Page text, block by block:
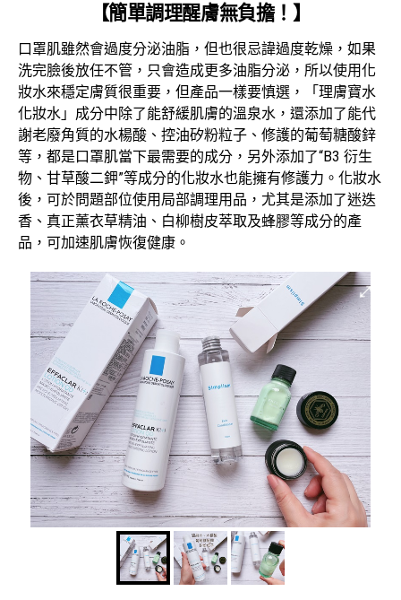
【簡單調理醒膚無負擔！】
口罩肌雖然會過度分泌油脂，但也很忌諱過度乾燥，如果
洗完臉後放任不管，只會造成更多油脂分泌，所以使用化
妝水來穩定膚質很重要，但產品一樣要慎選，「理膚寶水
化妝水」成分中除了能舒緩肌膚的溫泉水，還添加了能代
謝老廢角質的水楊酸、控油矽粉粒子、修護的葡萄糖酸鋅
等，都是口罩肌當下最需要的成分，另外添加了“B3 衍生
物、甘草酸二鉀”等成分的化妝水也能擁有修護力。化妝水
後，可於問題部位使用局部調理用品，尤其是添加了迷迭
香、真正薰衣草精油、白柳樹皮萃取及蜂膠等成分的產
品，可加速肌膚恢復健康。